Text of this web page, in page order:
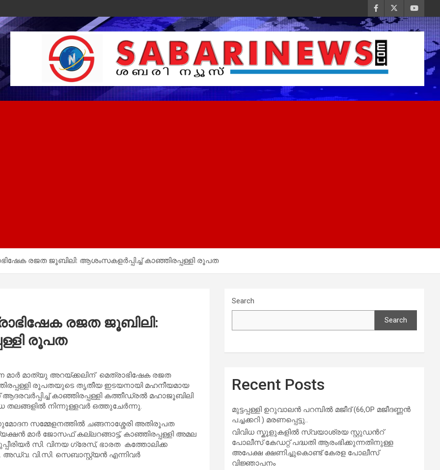
രജത ജൂബിലി: ആശംസകളർപ്പിച്ച് കാഞ്ഞിരപ്പള്ളി രൂപത
രജത ജൂബിലി:
രൂപത
മാർ മാത്യു അറയ്ക്കലിന് മെത്രാഭിഷേക രജത
രൂപതയുടെ തൃതീയ ഇടയനായി മഹനീയമായ
കാഞ്ഞിരപ്പള്ളി കത്തീഡ്രൽ മഹാജൂബിലി
തലങ്ങളിൽ നിന്നുള്ളവർ ഒത്തുചേർന്നു.
സമ്മേളനത്തിൽ ചങ്ങനാശ്ശേരി അതിരൂപത
മാർ ജോസഫ് കല്ലറങ്ങാട്ട്, കാഞ്ഞിരപ്പള്ളി അമല
സി. വിനയ ഗ്രേസ്, ഭാരത കത്തോലിക്ക
അഡ്വ. വി.സി. സെബാസ്റ്റ്യൻ എന്നിവർ
Search
Search
Recent Posts
മുട്ടപ്പള്ളി ഉറുവാലൻ പറമ്പിൽ മജീദ് (66,OP മജീദണ്ണൻ
പച്ചക്കറി ) മരണപ്പെട്ടു..
വിവിധ സ്കൂളുകളില്‍ സ്വയാശ്രയ സ്റ്റുഡന്‍റ്
പോലീസ് കേഡറ്റ് പദ്ധതി ആരംഭിക്കുന്നതിനുള്ള
അപേക്ഷ ക്ഷണിച്ചുകൊണ്ട് കേരള പോലീസ്
വിജ്ഞാപനം